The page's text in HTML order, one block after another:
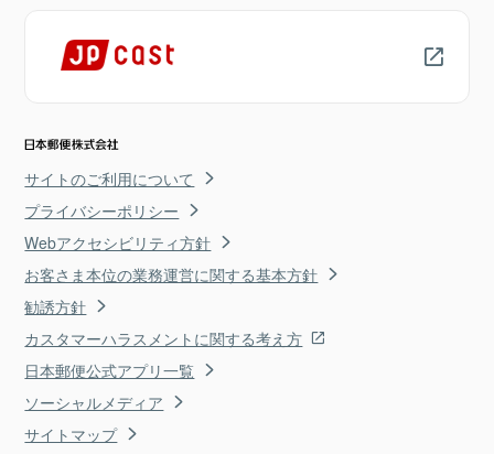
サイトのご利用について
プライバシーポリシー
Webアクセシビリティ方針
お客さま本位の業務運営に関する基本方針
勧誘方針
カスタマーハラスメントに関する考え方
日本郵便公式アプリ一覧
ソーシャルメディア
サイトマップ